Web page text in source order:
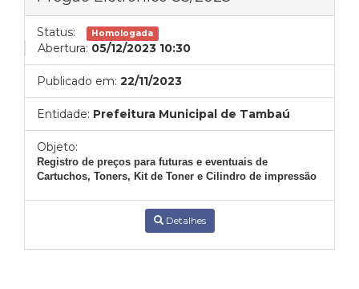
Status: Homologada
Abertura: 05/12/2023 10:30
Publicado em: 22/11/2023
Entidade: Prefeitura Municipal de Tambaú
Objeto:
Registro de preços para futuras e eventuais de
Cartuchos, Toners, Kit de Toner e Cilindro de impressão
Detalhes